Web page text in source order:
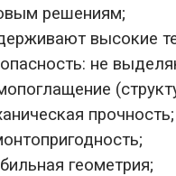
решениям;
высокие
не
прочность;
геометрия;